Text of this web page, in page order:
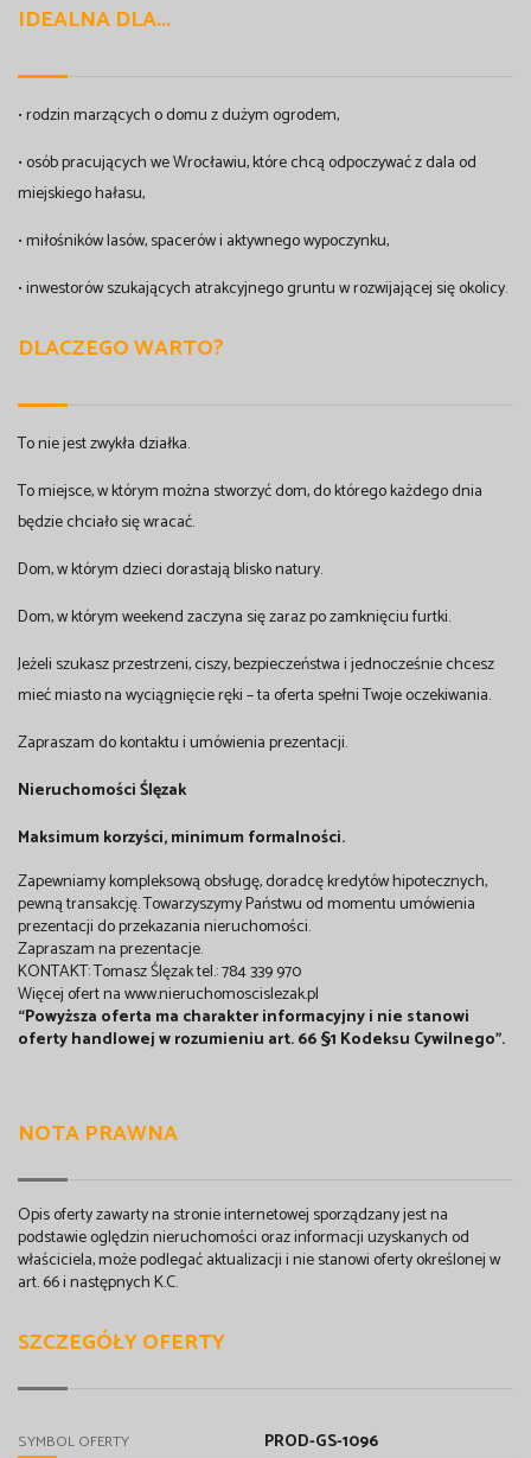
IDEALNA DLA...
• rodzin marzących o domu z dużym ogrodem,
• osób pracujących we Wrocławiu, które chcą odpoczywać z dala od
miejskiego hałasu,
• miłośników lasów, spacerów i aktywnego wypoczynku,
• inwestorów szukających atrakcyjnego gruntu w rozwijającej się okolicy.
DLACZEGO WARTO?
To nie jest zwykła działka.
To miejsce, w którym można stworzyć dom, do którego każdego dnia
będzie chciało się wracać.
Dom, w którym dzieci dorastają blisko natury.
Dom, w którym weekend zaczyna się zaraz po zamknięciu furtki.
Jeżeli szukasz przestrzeni, ciszy, bezpieczeństwa i jednocześnie chcesz
mieć miasto na wyciągnięcie ręki – ta oferta spełni Twoje oczekiwania.
Zapraszam do kontaktu i umówienia prezentacji.
Nieruchomości Ślęzak
Maksimum korzyści, minimum formalności.
Zapewniamy kompleksową obsługę, doradcę kredytów hipotecznych,
pewną transakcję. Towarzyszymy Państwu od momentu umówienia
prezentacji do przekazania nieruchomości.
Zapraszam na prezentacje.
KONTAKT: Tomasz Ślęzak tel.: 784 339 970
Więcej ofert na www.nieruchomoscislezak.pl
“Powyższa oferta ma charakter informacyjny i nie stanowi
oferty handlowej w rozumieniu art. 66 §1 Kodeksu Cywilnego”.
NOTA PRAWNA
Opis oferty zawarty na stronie internetowej sporządzany jest na
podstawie oględzin nieruchomości oraz informacji uzyskanych od
właściciela, może podlegać aktualizacji i nie stanowi oferty określonej w
art. 66 i następnych K.C.
SZCZEGÓŁY OFERTY
SYMBOL OFERTY PROD-GS-1096